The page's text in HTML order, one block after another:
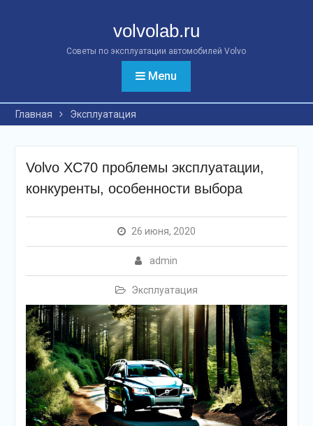
volvolab.ru
Советы по эксплуатации автомобилей Volvo
Menu
Главная Эксплуатация
Volvo XC70 проблемы эксплуатации,
конкуренты, особенности выбора
26 июня, 2020
admin
Эксплуатация